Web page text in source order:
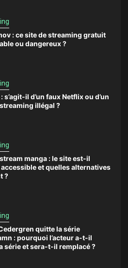
: ce site de streaming gratuit
ou dangereux ?
s’agit-il d’un faux Netflix ou d’un
illégal ?
manga : le site est-il
et quelles alternatives
?
quitte la série
: pourquoi l’acteur a-t-il
série et sera-t-il remplacé ?